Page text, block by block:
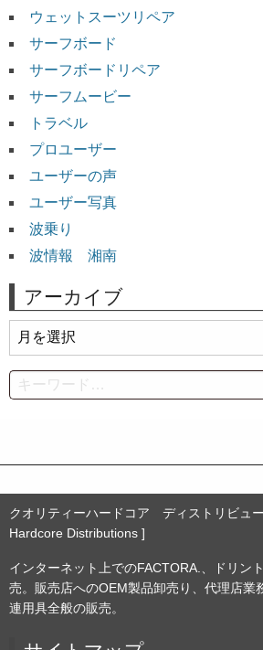
ウェットスーツリペア
サーフボード
サーフボードリペア
サーフムービー
トラベル
プロユーザー
ユーザーの声
ユーザー写真
波乗り
波情報 湘南
アーカイブ
ー
カ
イ
Search
クオリティーハードコア ディストリビュ
Hardcore Distributions ]
インターネット上でのFACTORA.、ドリン
売。販売店へのOEM製品卸売り、代理店業
連用具全般の販売。